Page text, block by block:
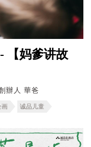
【妈爹讲故
辦人 華爸
画 诚品儿童